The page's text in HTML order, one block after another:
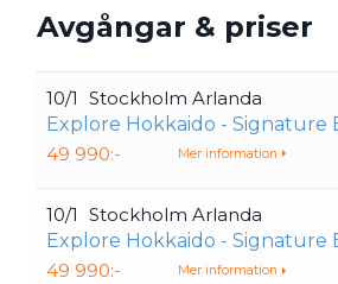
Avgångar & priser
10/1 Stockholm Arlanda
Explore Hokkaido - Signature
49 990:- Mer information
10/1 Stockholm Arlanda
Explore Hokkaido - Signature
49 990:- Mer information